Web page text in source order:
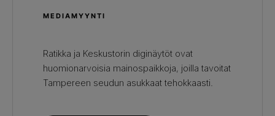
MEDIAMYYNTI
Ratikka ja Keskustorin diginäytöt ovat
huomionarvoisia mainospaikkoja, joilla tavoitat
Tampereen seudun asukkaat tehokkaasti.